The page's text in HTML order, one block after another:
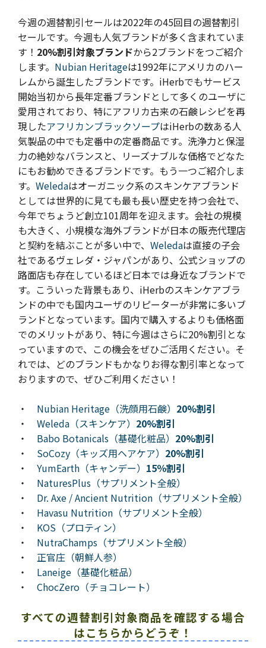
今週の週替割引セールは2022年の45回目の週替割引
セールです。 今週も人気ブランドが多く含まれていま
す！ 20%割引対象ブランドから2ブランドをつご紹介
します。 Nubian Heritageは1992年にアメリカのハー
レムから誕生したブランドです。iHerbでもサービス
開始当初から長年定番ブランドとして多くのユーザに
愛用されており、特にアフリカ古来の石鹸レシピを再
現したアフリカンブラックソープはiHerbの数ある人
気製品の中でも定番中の定番商品です。洗浄力と保湿
力の絶妙なバランスと、リーズナブルな価格でどなた
にもお勧めできるブランドです。もう一つご紹介しま
す。 Weledaはオーガニック系のスキンケアブランド
としては世界的に見ても最も長い歴史を持つ会社で、
今年でちょうど創立101周年を迎えます。会社の規模
も大きく、小規模な海外ブランドが日本の販売代理店
と契約を結ぶことが多い中で、 Weledaは直接の子会
社であるヴェレダ・ジャパンがあり、公式ショップの
路面店も存在しているほど日本では身近なブランドで
す。こういった背景もあり、iHerbのスキンケアブラ
ンドの中でも国内ユーザのリピーターが非常に多いブ
ランドとなっています。国内で購入するよりも価格面
でのメリットがあり、特に今週はさらに20%割引とな
っていますので、この機会をぜひご活用ください。そ
れでは、どのブランドもかなりお得な割引率となって
おりますので、ぜひご利用ください！
・ Nubian Heritage（洗顔用石鹸） 20%割引
・ Weleda（スキンケア） 20%割引
・ Babo Botanicals（基礎化粧品） 20%割引
・ SoCozy（キッズ用ヘアケア） 20%割引
・ YumEarth（キャンデー） 15％割引
・ NaturesPlus（サプリメント全般）
・ Dr. Axe / Ancient Nutrition（サプリメント全般）
・ Havasu Nutrition（サプリメント全般）
・ KOS（プロティン）
・ NutraChamps（サプリメント全般）
・ 正官庄（朝鮮人参）
・ Laneige（基礎化粧品）
・ ChocZero（チョコレート）
すべての週替割引対象商品を確認する場合
はこちらからどうぞ！